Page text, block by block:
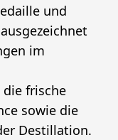
und
ausgezeichnet
im
die frische
sowie die
Destillation.